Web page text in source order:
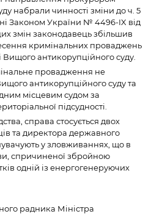
набрали чинності зміни до ч. 5
Законом України № 4496-IX від
змін законодавець збільшив
кримінальних проваджень
Вищого антикорупційного суду.
провадження не
антикорупційного суду та
місцевим судом за
підсудності.
справа стосується двох
та директора державного
у зловживаннях, що в
спричиненої збройною
одній із енергогенеруючих
радника Міністра